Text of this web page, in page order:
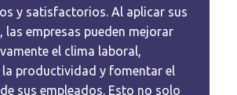
y satisfactorios. Al aplicar sus
las empresas pueden mejorar
el clima laboral,
la productividad y fomentar el
sus empleados. Esto no solo